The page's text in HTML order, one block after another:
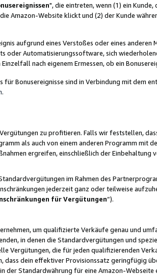
", die eintreten, wenn (1) ein
Amazon-Website klickt und (2) der Kunde
aufgrund eines Verstoßes oder eines
oder Automatisierungssoftware, sich
nach eigenem Ermessen, ob ein
Bonusereignisse sind in Verbindung mit dem
.
zu profitieren. Falls wir feststellen,
als auch von einem anderen Programm mit
ergreifen, einschließlich der Einbehaltung
im Rahmen des
jederzeit ganz oder teilweise
für Vergütungen“).
um qualifizierte Verkäufe genau und
in denen die Standardvergütungen und
Vergütungen, die für jeden qualifizierenden
dass dein effektiver Provisionssatz geringfügig
der Standardwährung für eine Amazon-